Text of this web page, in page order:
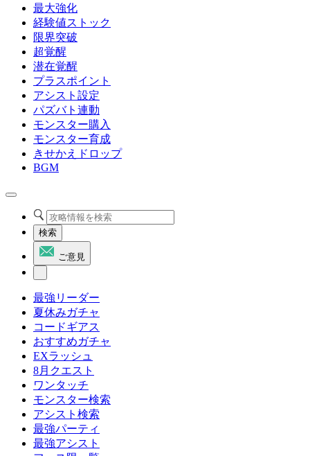
最大強化
経験値ストック
限界突破
超覚醒
潜在覚醒
プラスポイント
アシスト設定
パズバト連動
モンスター購入
モンスター育成
きせかえドロップ
BGM
検索
ご意見
最強リーダー
夏休みガチャ
コードギアス
おすすめガチャ
EXラッシュ
8月クエスト
ワンタッチ
モンスター検索
アシスト検索
最強パーティ
最強アシスト